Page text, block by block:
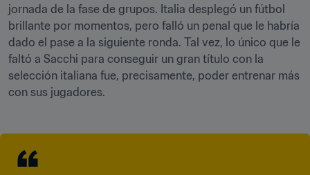
jornada de la fase de grupos. Italia desplegó un fútbol
brillante por momentos, pero falló un penal que le habría
dado el pase a la siguiente ronda. Tal vez, lo único que le
faltó a Sacchi para conseguir un gran título con la
selección italiana fue, precisamente, poder entrenar más
con sus jugadores.